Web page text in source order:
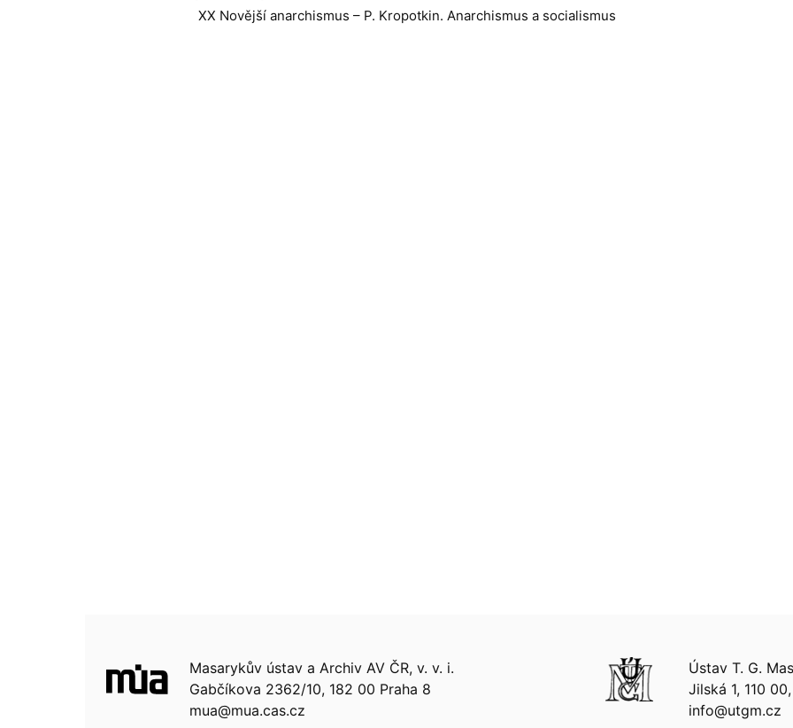
XX Novější anarchismus – P. Kropotkin. Anarchismus a socialismus
Masarykův ústav a Archiv AV ČR, v. v. i.
Gabčíkova 2362/10, 182 00 Praha 8
mua@mua.cas.cz
Ústav T. G.
Jilská 1, 110
info@utgm.cz